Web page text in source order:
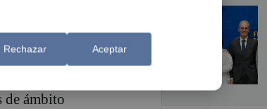
miembros de la
el talento y el
de ámbito
Rechazar Aceptar